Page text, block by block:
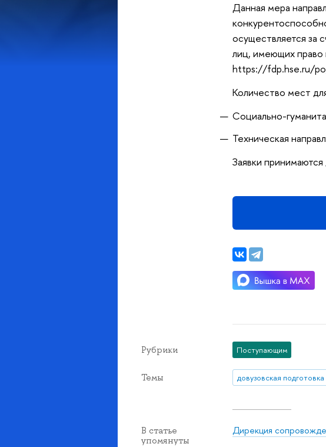
Данная мера
осуществляется за
лиц, имеющих право
https://fdp.hse.ru/
Количество мест
Социально-
Техническая
Заявки
Рубрики Поступающим
Темы довузовская подготовка
В статье
упомянуты
Дирекция